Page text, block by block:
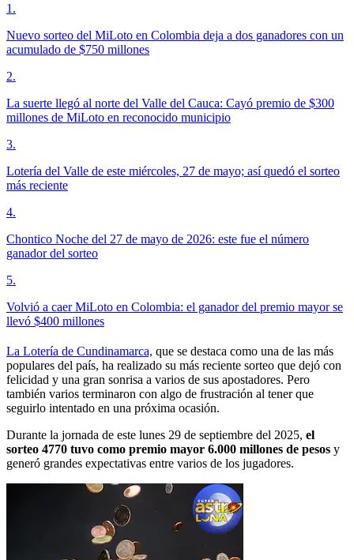
1 .
Nuevo sorteo del MiLoto en Colombia deja a dos ganadores con un
acumulado de $750 millones
2.
La suerte llegó al norte del Valle del Cauca: Cayó premio de $300
millones de MiLoto en reconocido municipio
3.
Lotería del Valle de este miércoles, 27 de mayo; así quedó el sorteo
más reciente
4.
Chontico Noche del 27 de mayo de 2026: este fue el número
ganador del sorteo
5.
Volvió a caer MiLoto en Colombia: el ganador del premio mayor se
llevó $400 millones
La Lotería de Cundinamarca, que se destaca como una de las más
populares del país, ha realizado su más reciente sorteo que dejó con
felicidad y una gran sonrisa a varios de sus apostadores. Pero
también varios terminaron con algo de frustración al tener que
seguirlo intentado en una próxima ocasión.
Durante la jornada de este lunes 29 de septiembre del 2025, el
sorteo 4770 tuvo como premio mayor 6.000 millones de pesos y
generó grandes expectativas entre varios de los jugadores.